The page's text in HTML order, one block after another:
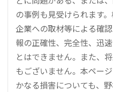
の事例も見受けられます
企業への取材等による確
報の正確性、完全性、迅
とはできません。また、
もございません。本ペー
かなる損害についても、